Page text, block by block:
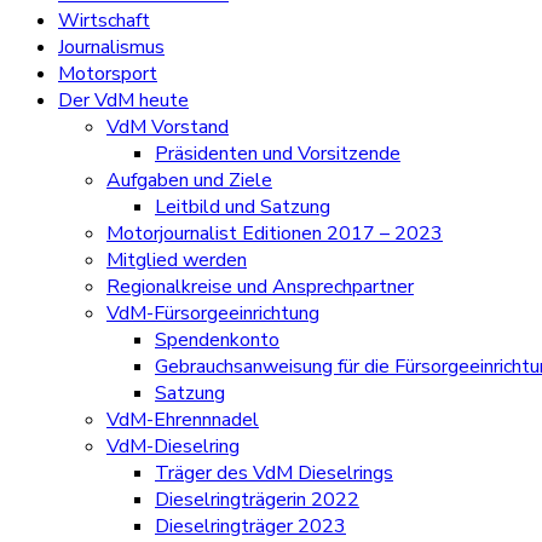
Wirtschaft
Journalismus
Motorsport
Der VdM heute
VdM Vorstand
Präsidenten und Vorsitzende
Aufgaben und Ziele
Leitbild und Satzung
Motorjournalist Editionen 2017 – 2023
Mitglied werden
Regionalkreise und Ansprechpartner
VdM-Fürsorgeeinrichtung
Spendenkonto
Gebrauchsanweisung für die
Satzung
VdM-Ehrennnadel
VdM-Dieselring
Träger des VdM Dieselrings
Dieselringträgerin 2022
Dieselringträger 2023